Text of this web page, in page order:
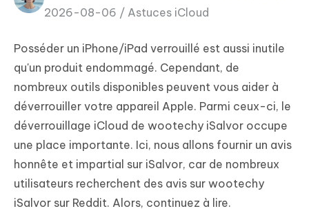
PDNob
PDF
Editor
iAnyGo
2026-08-06 / Astuces iCloud
Posséder un iPhone/iPad verrouillé est aussi inutile
qu'un produit endommagé. Cependant, de
nombreux outils disponibles peuvent vous aider à
déverrouiller votre appareil Apple. Parmi ceux-ci, le
déverrouillage iCloud de wootechy iSalvor occupe
une place importante. Ici, nous allons fournir un avis
honnête et impartial sur iSalvor, car de nombreux
utilisateurs recherchent des avis sur wootechy
iSalvor sur Reddit. Alors, continuez à lire.